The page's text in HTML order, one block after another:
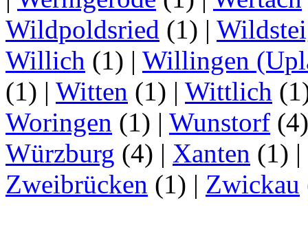
Wildpoldsried (1) |
Willich (1) | Willingen
(1) | Witten (1) | Wittlich
Woringen (1) | Wunstorf
Würzburg (4) | Xanten (1) |
Zweibrücken (1) | Zwickau